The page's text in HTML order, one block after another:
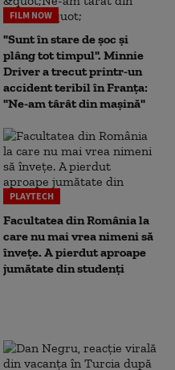
FILM NOW
"Sunt în stare de șoc și
plâng tot timpul". Minnie
Driver a trecut printr-un
accident teribil în Franța:
"Ne-am târât din mașină"
PLAYTECH
Facultatea din România la
care nu mai vrea nimeni să
înveţe. A pierdut aproape
jumătate din studenţi